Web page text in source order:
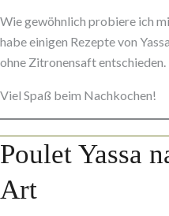
Wie gewöhnlich probiere ich
habe einigen Rezepte von
ohne Zitronensaft
Viel Spaß beim Nachkochen!
Poulet Yassa
Art